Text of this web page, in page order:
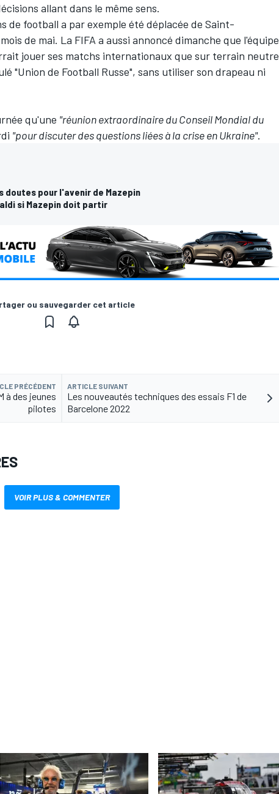
allant dans le même sens.
de football a par exemple été déplacée de Saint-
de mai. La FIFA a aussi annoncé dimanche que l'équipe
jouer ses matchs internationaux que sur terrain neutre
"Union de Football Russe", sans utiliser son drapeau ni
qu'une "réunion extraordinaire du Conseil Mondial du
"pour discuter des questions liées à la crise en Ukraine".
doutes pour l'avenir de Mazepin
si Mazepin doit partir
ou sauvegarder cet article
PRÉCÉDENT
à des jeunes
pilotes
ARTICLE SUIVANT
Les nouveautés techniques des essais F1 de
Barcelone 2022
VOIR PLUS & COMMENTER